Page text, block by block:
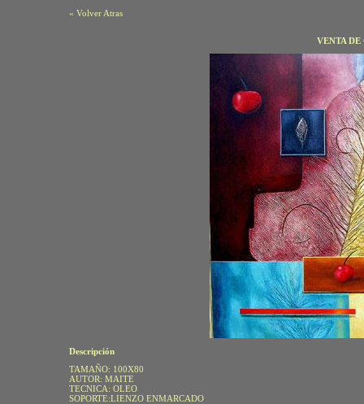
« Volver Atras
VENTA
Descripción
TAMAÑO: 100X80
AUTOR: MAITE
TECNICA: OLEO
SOPORTE:LIENZO ENMARCADO